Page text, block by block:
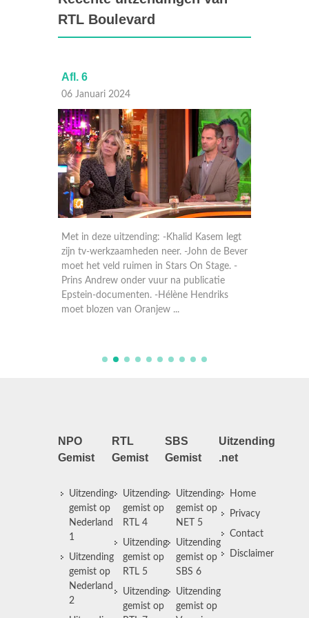
RTL Boulevard
Afl. 6
06 Januari 2024
Met in deze uitzending: -Khalid Kasem legt
zijn tv-werkzaamheden neer. -John de Bever
moet het veld ruimen in Stars On Stage. -
Prins Andrew onder vuur na publicatie
Epstein-documenten. -Hélène Hendriks
moet blozen van Oranjew ...
NPO
Gemist
Uitzending
gemist op
Nederland
1
Uitzending
gemist op
Nederland
2
RTL
Gemist
Uitzending
gemist op
RTL 4
Uitzending
gemist op
RTL 5
Uitzending
gemist op
SBS
Gemist
Uitzending
gemist op
NET 5
Uitzending
gemist op
SBS 6
Uitzending
gemist op
Uitzending
.net
Home
Privacy
Contact
Disclaimer